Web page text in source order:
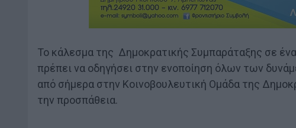
Το κάλεσμα της Δημοκρατικής Συμπαράταξης σε
πρέπει να οδηγήσει στην ενοποίηση όλων των
από σήμερα στην Κοινοβουλευτική Ομάδα της
την προσπάθεια.